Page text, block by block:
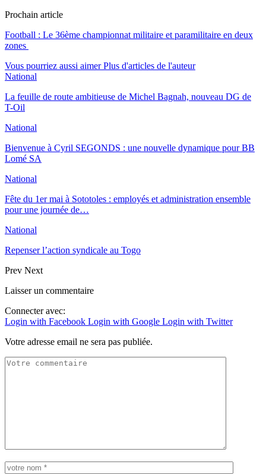
Prochain article
Football : Le 36ème championnat militaire et paramilitaire en deux
zones
Vous pourriez aussi aimer Plus d'articles de l'auteur
National
La feuille de route ambitieuse de Michel Bagnah, nouveau DG de
T-Oil
National
Bienvenue à Cyril SEGONDS : une nouvelle dynamique pour BB
Lomé SA
National
Fête du 1er mai à Sototoles : employés et administration ensemble
pour une journée de…
National
Repenser l’action syndicale au Togo
Prev Next
Laisser un commentaire
Connecter avec:
Login with Facebook Login with Google Login with Twitter
Votre adresse email ne sera pas publiée.